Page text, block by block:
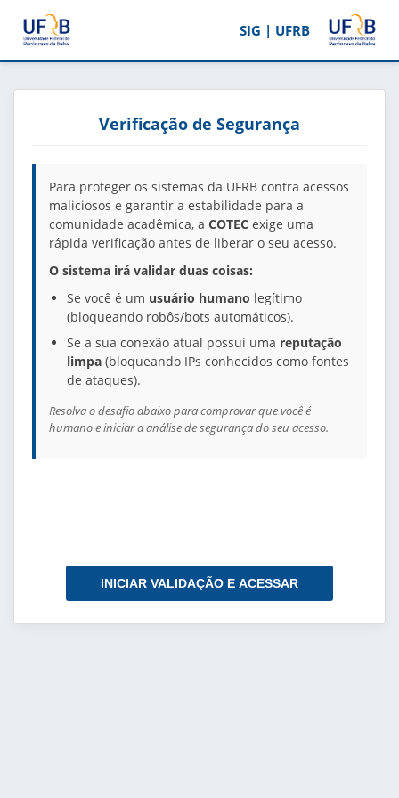
SIG | UFRB
Verificação de Segurança
Para proteger os sistemas da UFRB contra acessos
maliciosos e garantir a estabilidade para a
comunidade acadêmica, a COTEC exige uma
rápida verificação antes de liberar o seu acesso.
O sistema irá validar duas coisas:
Se você é um usuário humano legítimo
(bloqueando robôs/bots automáticos).
Se a sua conexão atual possui uma reputação
limpa (bloqueando IPs conhecidos como fontes
de ataques).
Resolva o desafio abaixo para comprovar que você é
humano e iniciar a análise de segurança do seu acesso.
INICIAR VALIDAÇÃO E ACESSAR